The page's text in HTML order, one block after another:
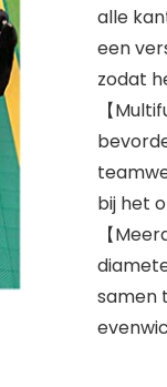
alle
een
zodat
【
bij het
【
samen